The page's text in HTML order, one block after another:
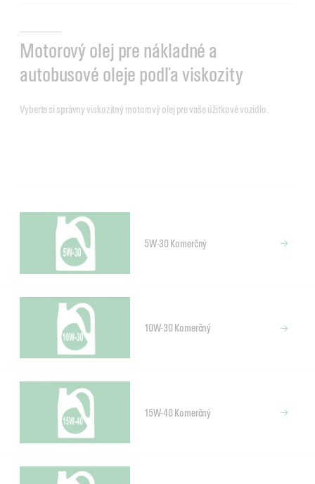
Motorový olej pre nákladné a
autobusové oleje podľa viskozity
Vyberte si správny viskozitný motorový olej pre vaše úžitkové vozidlo.
5W-30 Komerčný
10W-30 Komerčný
15W-40 Komerčný